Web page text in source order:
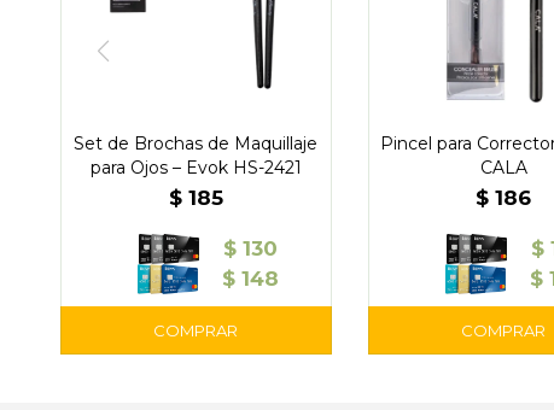
Set de Brochas de Maquillaje
para Ojos – Evok HS-2421
$ 185
$ 130
$ 148
Pincel para
CALA
$ 186
$
$